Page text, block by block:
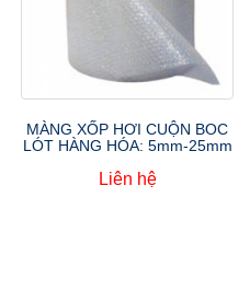
MÀNG XỐP HƠI CUỘN BOC
LÓT HÀNG HÓA: 5mm-25mm
Liên hệ